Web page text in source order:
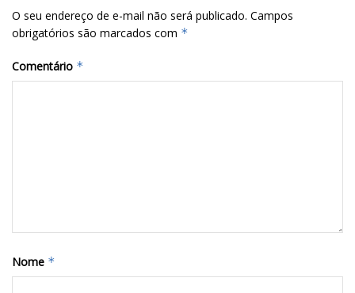
O seu endereço de e-mail não será publicado. Campos
obrigatórios são marcados com *
Comentário *
Nome *